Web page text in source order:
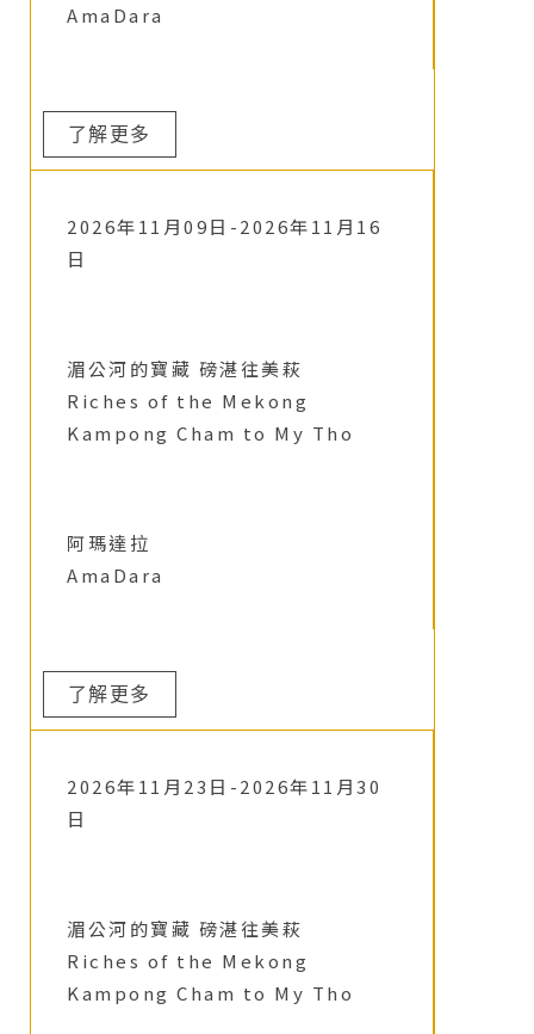
AmaDara
了解更多
2026年11月09日-2026年11月16
日
湄公河的寶藏 磅湛往美萩
Riches of the Mekong
Kampong Cham to My Tho
阿瑪達拉
AmaDara
了解更多
2026年11月23日-2026年11月30
日
湄公河的寶藏 磅湛往美萩
Riches of the Mekong
Kampong Cham to My Tho